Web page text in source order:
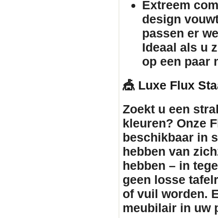
Extreem
design
passen er
Ideaal als u
op een paar
🎪 Luxe Flux
Zoekt u een
kleuren? Onze
beschikbaar in
hebben van
hebben – in
geen losse
of vuil worden.
meubilair in uw